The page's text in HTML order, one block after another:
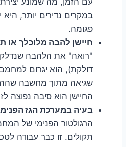
במקרים נדירים יותר, היא
פגומה.
חיישן להבה מלוכלך או
"רואה" את הלהבה
דולקת), הוא יגרום
שגיאה מתוך מחשבה
החיישן הוא סיבה נפוצה
בעיה במערכת הגז
הרגולטור הפנימי של
תקולים. זו כבר עבודה